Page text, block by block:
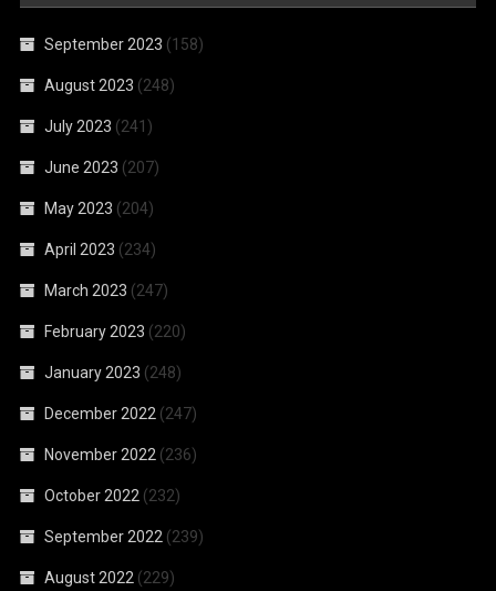
September 2023 (158)
August 2023 (248)
July 2023 (241)
June 2023 (207)
May 2023 (204)
April 2023 (234)
March 2023 (247)
February 2023 (220)
January 2023 (248)
December 2022 (247)
November 2022 (236)
October 2022 (232)
September 2022 (239)
August 2022 (229)